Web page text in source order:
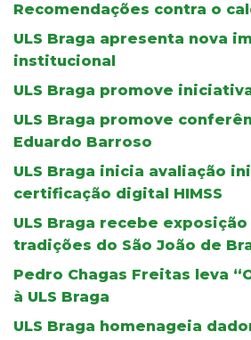
Recomendações contra o
ULS Braga apresenta nova
institucional
ULS Braga promove
ULS Braga promove
Eduardo Barroso
ULS Braga inicia avaliação
certificação digital HIMSS
ULS Braga recebe
tradições do São João de
Pedro Chagas Freitas leva
à ULS Braga
ULS Braga homenageia